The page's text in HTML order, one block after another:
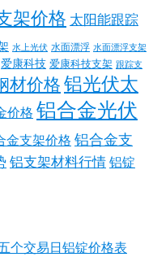
架价格 太阳能跟踪
水上光伏 水面漂浮 水面漂浮支架
爱康科技 爱康科技支架 跟踪支
材价格 铝光伏太
价格 铝合金光伏
金支架价格 铝合金支
铝支架材料行情 铝锭